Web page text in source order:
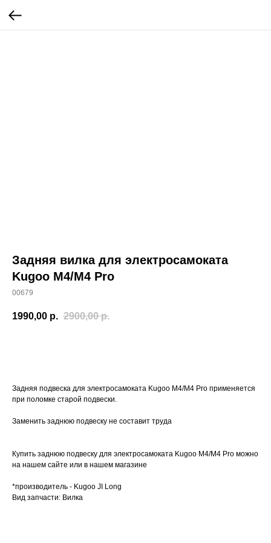
Задняя вилка для электросамоката
Kugoo M4/M4 Pro
00679
1990,00 р. 2900,00 р.
Задняя подвеска для электросамоката Kugoo M4/M4 Pro применяется
при поломке старой подвески.
Заменить заднюю подвеску не составит труда
Купить заднюю подвеску для электросамоката Kugoo M4/M4 Pro можно
на нашем сайте или в нашем магазине
*производитель - Kugoo JI Long
Вид запчасти: Вилка